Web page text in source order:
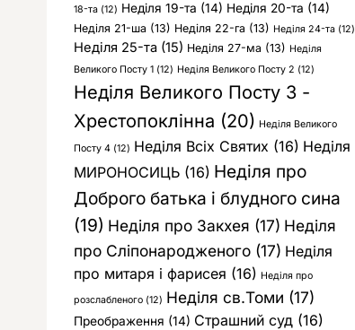
18-та (12) Неділя 19-та (14) Неділя 20-та (14)
Неділя 21-ша (13) Неділя 22-га (13) Неділя 24-та (12)
Неділя 25-та (15) Неділя 27-ма (13) Неділя
Великого Посту 1 (12) Неділя Великого Посту 2 (12)
Неділя Великого Посту 3 -
Хрестопоклінна (20) Неділя Великого
Посту 4 (12) Неділя Всіх Святих (16) Неділя
МИРОНОСИЦЬ (16) Неділя про
Доброго батька і блудного сина
(19) Неділя про Закхея (17) Неділя
про Сліпонародженого (17) Неділя
про митаря і фарисея (16) Неділя про
розслабленого (12) Неділя св.Томи (17)
Преображення (14) Страшний суд (16)